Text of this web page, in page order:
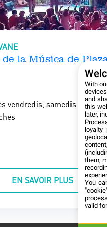
de la Música de Plaza
vendredis, samedis et
EN SAVOIR PLUS
With
and
this
later,
loyalty
them,
You
valid